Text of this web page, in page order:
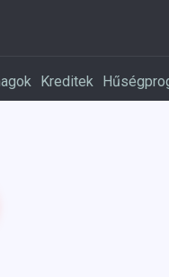
Kreditek